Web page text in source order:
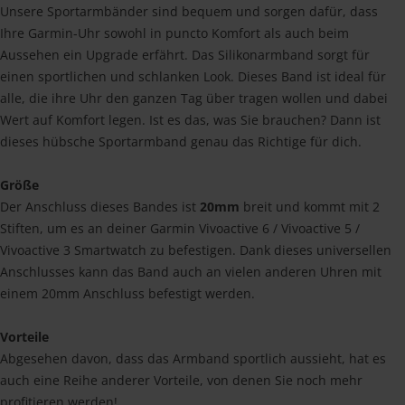
Unsere Sportarmbänder sind bequem und sorgen dafür, dass
Ihre Garmin-Uhr sowohl in puncto Komfort als auch beim
Aussehen ein Upgrade erfährt. Das Silikonarmband sorgt für
einen sportlichen und schlanken Look. Dieses Band ist ideal für
alle, die ihre Uhr den ganzen Tag über tragen wollen und dabei
Wert auf Komfort legen. Ist es das, was Sie brauchen? Dann ist
dieses hübsche Sportarmband genau das Richtige für dich.
Größe
Der Anschluss dieses Bandes ist 20mm breit und kommt mit 2
Stiften, um es an deiner Garmin Vivoactive 6 / Vivoactive 5 /
Vivoactive 3 Smartwatch zu befestigen. Dank dieses universellen
Anschlusses kann das Band auch an vielen anderen Uhren mit
einem 20mm Anschluss befestigt werden.
Vorteile
Abgesehen davon, dass das Armband sportlich aussieht, hat es
auch eine Reihe anderer Vorteile, von denen Sie noch mehr